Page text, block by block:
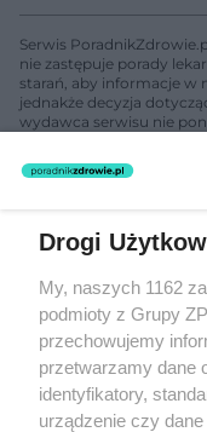
Serwis
nie zastępuje porady
starań, aby informacje w
jednakże decyzja
wydawca serwisu nie
nie prowadzi działalności
świadczeń zdrowotnych
Żaden utwór
rozpowszechniany lub
(w tym także
eksploatacji w
Internecie bez pisemnej
lub wykorzystanie
prawa, tzn. bez
może być ścigane
Drogi
My, naszych 1162
podmioty z Grupy
przechowujemy
przetwarzamy dane
identyfikatory,
urządzenie czy